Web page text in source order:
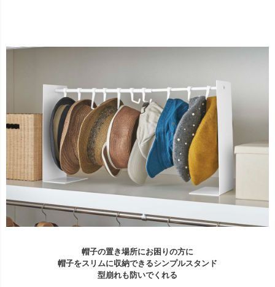
帽子の置き場所にお困りの方に
帽子をスリムに収納できるシンプルスタンド
型崩れも防いでくれる